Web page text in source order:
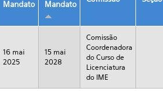
Mandato
Mandato
16 mai
2025
15 mai
2028
Comissão
Coordenadora
do Curso de
Licenciatura
do IME